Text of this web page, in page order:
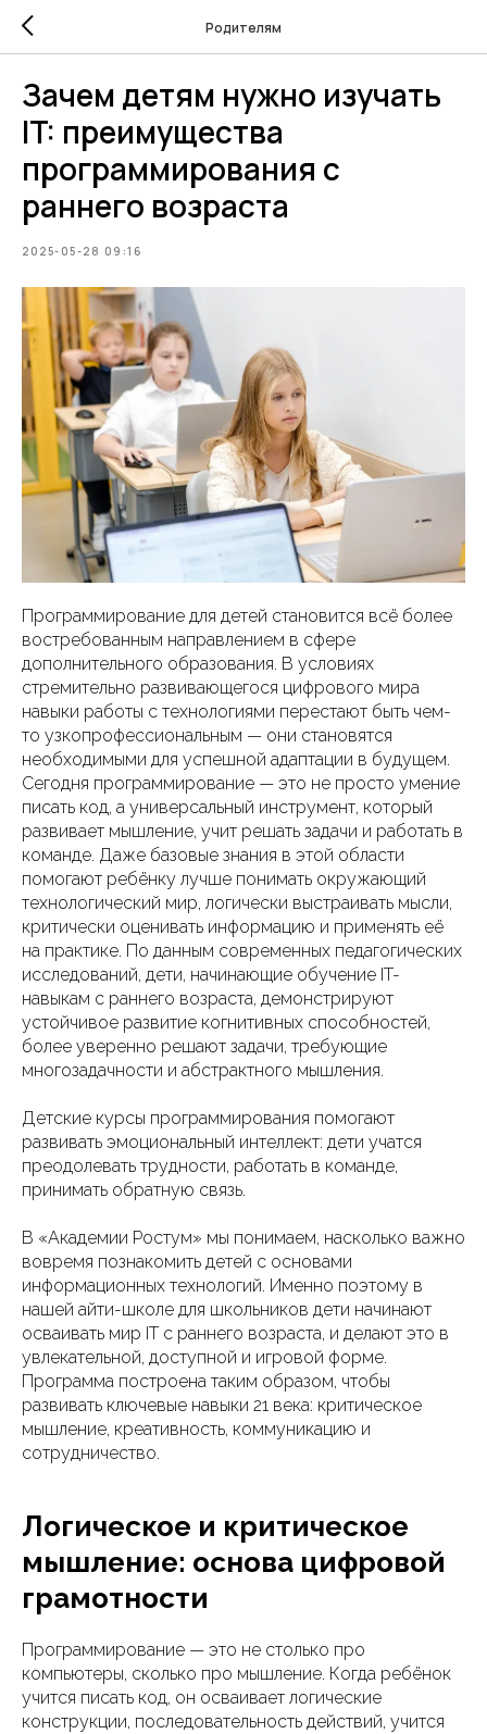
Родителям
Зачем детям нужно изучать
IT: преимущества
программирования с
раннего возраста
2025-05-28 09:16
Программирование для детей становится всё более
востребованным направлением в сфере
дополнительного образования. В условиях
стремительно развивающегося цифрового мира
навыки работы с технологиями перестают быть чем-
то узкопрофессиональным — они становятся
необходимыми для успешной адаптации в будущем.
Сегодня программирование — это не просто умение
писать код, а универсальный инструмент, который
развивает мышление, учит решать задачи и работать в
команде. Даже базовые знания в этой области
помогают ребёнку лучше понимать окружающий
технологический мир, логически выстраивать мысли,
критически оценивать информацию и применять её
на практике. По данным современных педагогических
исследований, дети, начинающие обучение IT-
навыкам с раннего возраста, демонстрируют
устойчивое развитие когнитивных способностей,
более уверенно решают задачи, требующие
многозадачности и абстрактного мышления.
Детские курсы программирования помогают
развивать эмоциональный интеллект: дети учатся
преодолевать трудности, работать в команде,
принимать обратную связь.
В «Академии Ростум» мы понимаем, насколько важно
вовремя познакомить детей с основами
информационных технологий. Именно поэтому в
нашей айти-школе для школьников дети начинают
осваивать мир IT с раннего возраста, и делают это в
увлекательной, доступной и игровой форме.
Программа построена таким образом, чтобы
развивать ключевые навыки 21 века: критическое
мышление, креативность, коммуникацию и
сотрудничество.
Логическое и критическое
мышление: основа цифровой
грамотности
Программирование — это не столько про
компьютеры, сколько про мышление. Когда ребёнок
учится писать код, он осваивает логические
конструкции, последовательность действий, учится